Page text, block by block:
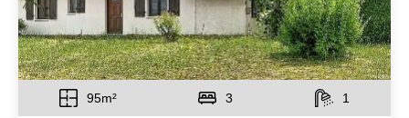
95m² 3 1